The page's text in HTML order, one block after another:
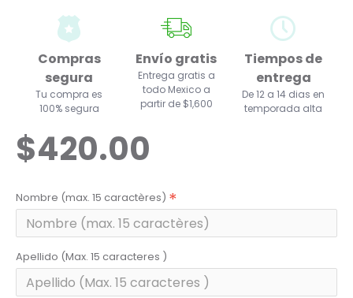
Compras
segura
Tu compra es
100% segura
Envío gratis
Entrega gratis a
todo Mexico a
partir de $1,600
Tiempos de
entrega
De 12 a 14 dias en
temporada alta
$420.00
Nombre (max. 15 caractères)
Apellido (Max. 15 caracteres )